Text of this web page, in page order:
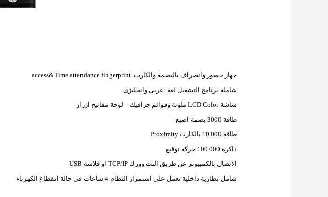
جهاز حضور وانصراف بالبصمة والكارت Time attendance fingerprint
&
access
شاملة برنامج التشغيل لغة عربى وانجليزى
شاشةLCD Colorملونة وقوائم جرافيك – لوحة مفاتيح ازرار
طاقة 3000 بصمة اصبع
طاقة 000 10 بالكارت
Proximity
ذاكرة 000 100 حركة توقيع
الاتصال بالكمبيوتر عن طريق النت وورك TCP/IPاو فلاشة USB
شامل بطارية داخلية تعمل على استمرار النظام 4 ساعات فى حالة انقطاع الكهرباء